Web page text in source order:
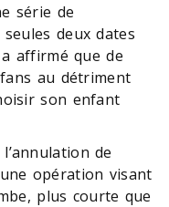
série de
deux dates
affirmé que de
au détriment
son enfant
de
opération visant
plus courte que